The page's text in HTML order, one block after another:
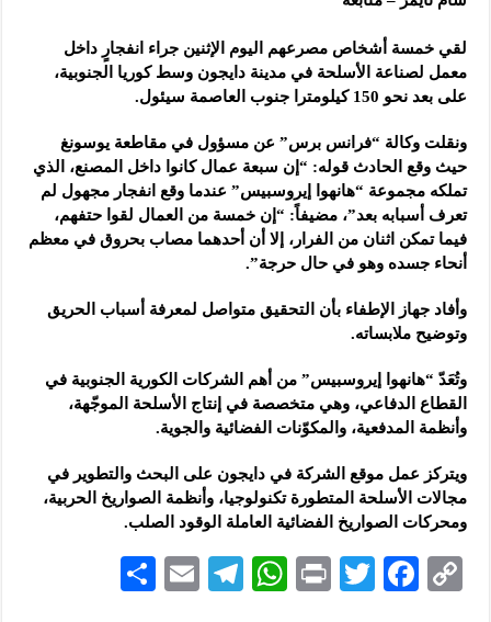
لقي خمسة أشخاص مصرعهم اليوم الإثنين جراء انفجارٍ داخل
معمل لصناعة الأسلحة في مدينة دايجون وسط كوريا الجنوبية،
على بعد نحو 150 كيلومترا جنوب العاصمة سيئول.
ونقلت وكالة “فرانس برس” عن مسؤول في مقاطعة يوسونغ
حيث وقع الحادث قوله: “إن سبعة عمال كانوا داخل المصنع، الذي
تملكه مجموعة “هانهوا إيروسبيس” عندما وقع انفجار مجهول لم
تعرف أسبابه بعد”، مضيفاً: “إن خمسة من العمال لقوا حتفهم،
فيما تمكن اثنان من الفرار، إلا أن أحدهما مصاب بحروق في معظم
أنحاء جسده وهو في حال حرجة”.
وأفاد جهاز الإطفاء بأن التحقيق متواصل لمعرفة أسباب الحريق
وتوضيح ملابساته.
وتُعَدّ “هانهوا إيروسبيس” من أهم الشركات الكورية الجنوبية في
القطاع الدفاعي، وهي متخصصة في إنتاج الأسلحة الموجّهة،
وأنظمة المدفعية، والمكوّنات الفضائية والجوية.
ويتركز عمل موقع الشركة في دايجون على البحث والتطوير في
مجالات الأسلحة المتطورة تكنولوجيا، وأنظمة الصواريخ الحربية،
ومحركات الصواريخ الفضائية العاملة الوقود الصلب.
C
F
T
P
W
Te
E